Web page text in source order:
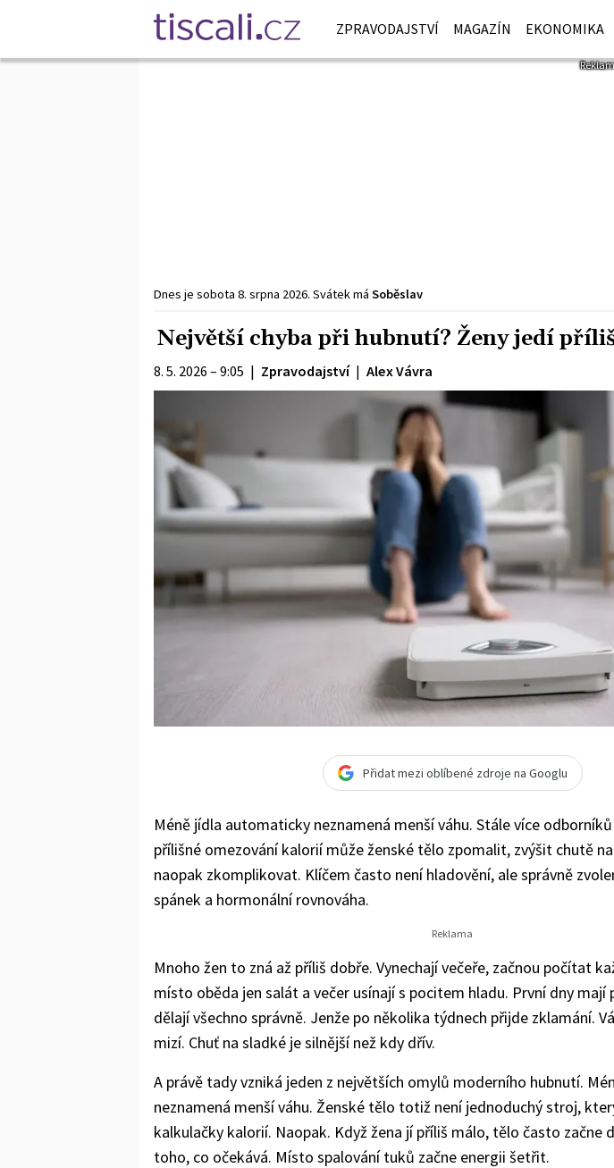
ZPRAVODAJSTVÍ MAGAZÍN EKONOMIKA
Dnes je sobota 8. srpna 2026. Svátek má Soběslav
Největší chyba při hubnutí? Ženy jedí
8. 5. 2026 – 9:05 | Zpravodajství | Alex Vávra
Přidat mezi oblíbené zdroje na Googlu
Méně jídla automaticky neznamená menší váhu. Stále více
přílišné omezování kalorií může ženské tělo zpomalit, zvýšit chutě
naopak zkomplikovat. Klíčem často není hladovění, ale správně
spánek a hormonální rovnováha.
Mnoho žen to zná až příliš dobře. Vynechají večeře, začnou počítat
místo oběda jen salát a večer usínají s pocitem hladu. První dny mají
dělají všechno správně. Jenže po několika týdnech přijde zklamání.
mizí. Chuť na sladké je silnější než kdy dřív.
A právě tady vzniká jeden z největších omylů moderního hubnutí.
neznamená menší váhu. Ženské tělo totiž není jednoduchý stroj,
kalkulačky kalorií. Naopak. Když žena jí příliš málo, tělo často začne
toho, co očekává. Místo spalování tuků začne energii šetřit.